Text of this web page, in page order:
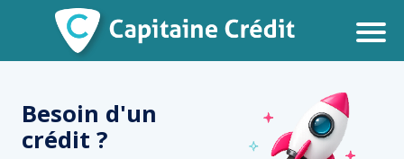
Besoin d'un
crédit ?